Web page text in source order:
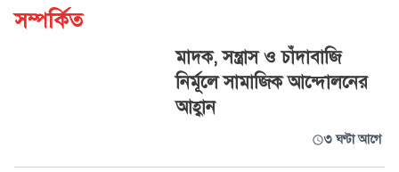
সম্পর্কিত
মাদক, সন্ত্রাস ও চাঁদাবাজি
নির্মূলে সামাজিক আন্দোলনের
আহ্বান
৩ ঘণ্টা আগে